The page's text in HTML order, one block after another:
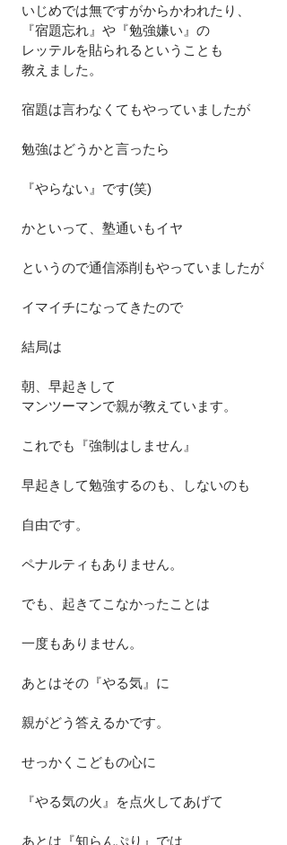
いじめでは無ですがからかわれたり、
『宿題忘れ』や『勉強嫌い』の
レッテルを貼られるということも
教えました。
宿題は言わなくてもやっていましたが
勉強はどうかと言ったら
『やらない』です(笑)
かといって、塾通いもイヤ
というので通信添削もやっていましたが
イマイチになってきたので
結局は
朝、早起きして
マンツーマンで親が教えています。
これでも『強制はしません』
早起きして勉強するのも、しないのも
自由です。
ペナルティもありません。
でも、起きてこなかったことは
一度もありません。
あとはその『やる気』に
親がどう答えるかです。
せっかくこどもの心に
『やる気の火』を点火してあげて
あとは『知らんぷり』では